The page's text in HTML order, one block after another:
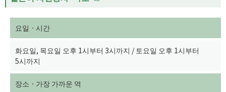
요일ㆍ시간
화요일, 목요일 오후 1시부터 3시까지 / 토요일 오후 1시부터
5시까지
장소ㆍ가장 가까운 역